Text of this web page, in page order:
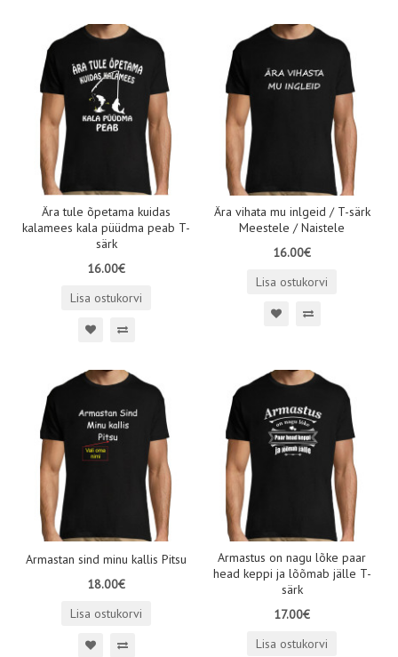
Ära tule õpetama kuidas
kalamees kala püüdma peab T-
särk
16.00€
Lisa ostukorvi
Ära vihata mu inlgeid / T-särk
Meestele / Naistele
16.00€
Lisa ostukorvi
Armastan sind minu kallis Pitsu
18.00€
Lisa ostukorvi
Armastus on nagu lõke paar
head keppi ja lõõmab jälle T-
särk
17.00€
Lisa ostukorvi